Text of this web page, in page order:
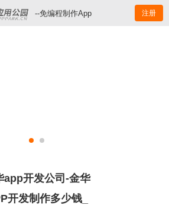
--免编程制作App 注册
app开发公司-金华
开发制作多少钱_